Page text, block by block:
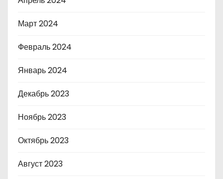
Март 2024
Февраль 2024
Январь 2024
Декабрь 2023
Ноябрь 2023
Октябрь 2023
Август 2023